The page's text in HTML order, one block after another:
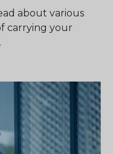
about various
carrying your